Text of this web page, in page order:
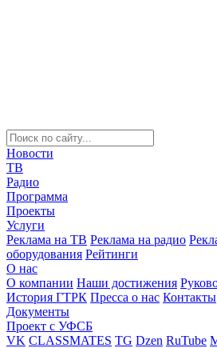
Новости
ТВ
Радио
Программа
Проекты
Услуги
Реклама на ТВ Реклама на радио
оборудования Рейтинги
О нас
О компании Наши достижения
История ГТРК Пресса о нас Контакты
Документы
Проект с УФСБ
VK CLASSMATES TG Dzen RuTube